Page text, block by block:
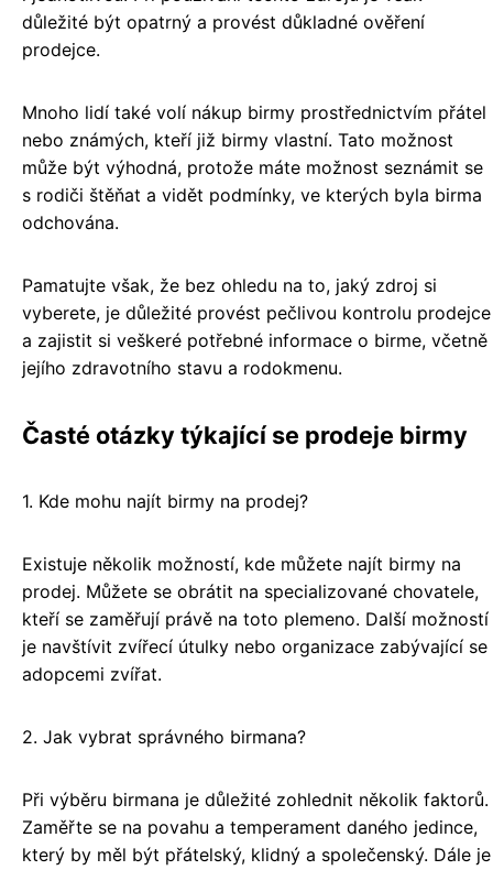
důležité být opatrný a provést důkladné ověření
prodejce.
Mnoho lidí také volí nákup birmy prostřednictvím přátel
nebo známých, kteří již birmy vlastní. Tato možnost
může být výhodná, protože máte možnost seznámit se
s rodiči štěňat a vidět podmínky, ve kterých byla birma
odchována.
Pamatujte však, že bez ohledu na to, jaký zdroj si
vyberete, je důležité provést pečlivou kontrolu prodejce
a zajistit si veškeré potřebné informace o birme, včetně
jejího zdravotního stavu a rodokmenu.
Časté otázky týkající se prodeje birmy
1. Kde mohu najít birmy na prodej?
Existuje několik možností, kde můžete najít birmy na
prodej. Můžete se obrátit na specializované chovatele,
kteří se zaměřují právě na toto plemeno. Další možností
je navštívit zvířecí útulky nebo organizace zabývající se
adopcemi zvířat.
2. Jak vybrat správného birmana?
Při výběru birmana je důležité zohlednit několik faktorů.
Zaměřte se na povahu a temperament daného jedince,
který by měl být přátelský, klidný a společenský. Dále je